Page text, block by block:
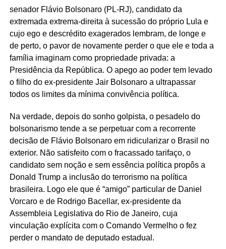
senador Flávio Bolsonaro (PL-RJ), candidato da
extremada extrema-direita à sucessão do próprio Lula e
cujo ego e descrédito exagerados lembram, de longe e
de perto, o pavor de novamente perder o que ele e toda a
família imaginam como propriedade privada: a
Presidência da República. O apego ao poder tem levado
o filho do ex-presidente Jair Bolsonaro a ultrapassar
todos os limites da mínima convivência política.
Na verdade, depois do sonho golpista, o pesadelo do
bolsonarismo tende a se perpetuar com a recorrente
decisão de Flávio Bolsonaro em ridicularizar o Brasil no
exterior. Não satisfeito com o fracassado tarifaço, o
candidato sem noção e sem essência política propôs a
Donald Trump a inclusão do terrorismo na política
brasileira. Logo ele que é “amigo” particular de Daniel
Vorcaro e de Rodrigo Bacellar, ex-presidente da
Assembleia Legislativa do Rio de Janeiro, cuja
vinculação explícita com o Comando Vermelho o fez
perder o mandato de deputado estadual.